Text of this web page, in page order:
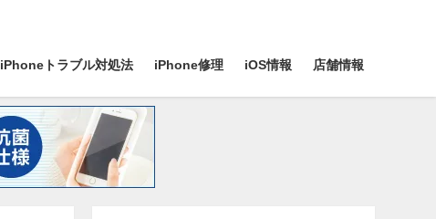
iPhoneトラブル対処法 iPhone修理 iOS情報 店舗情報